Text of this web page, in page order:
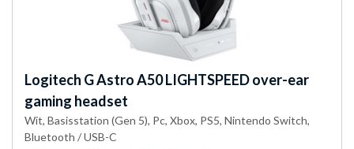
Logitech GAstro A50 LIGHTSPEED over-ear
gaming headset
Wit, Basisstation (Gen 5), Pc, Xbox, PS5, Nintendo Switch,
Bluetooth / USB-C